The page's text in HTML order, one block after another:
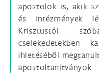
apostolok is, akik
és intézmények
Krisztustól
cselekedetekben
ihletéséből